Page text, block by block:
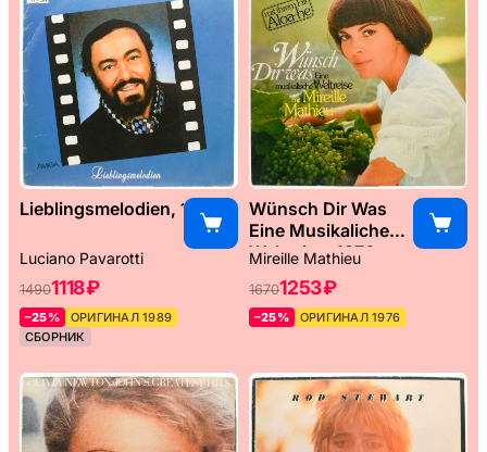
Lieblingsmelodien, 1989
Luciano Pavarotti
14901118 ₽
–25%
ОРИГИНАЛ 1989
СБОРНИК
Wünsch Dir Was
Eine Musikaliche
Weltreise, 1976
Mireille Mathieu
16701253 ₽
–25% ОРИГИНАЛ 1976